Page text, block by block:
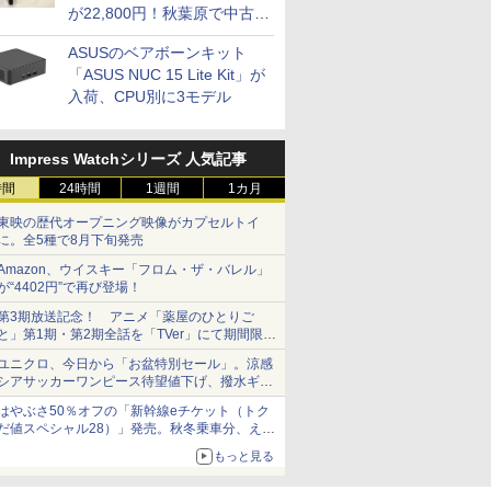
が22,800円！秋葉原で中古
PCセール
ASUSのベアボーンキット
「ASUS NUC 15 Lite Kit」が
入荷、CPU別に3モデル
Impress Watchシリーズ 人気記事
24時間 1週間 1カ月
映の歴代オープニング映像がカプセルトイ
。全5種で8月下旬発売
、ウイスキー「フロム・ザ・バレル」
“4402円”で再び登場！
3期放送記念！ アニメ「薬屋のひとりご
」第1期・第2期全話を「TVer」にて期間限定
順次無料配信開始
ニクロ、今日から「お盆特別セール」。涼感
アサッカーワンピース待望値下げ、撥水ギア
ョーツは1990円に
やぶさ50％オフの「新幹線eチケット（トク
値スペシャル28）」発売。秋冬乗車分、えき
もっと見る